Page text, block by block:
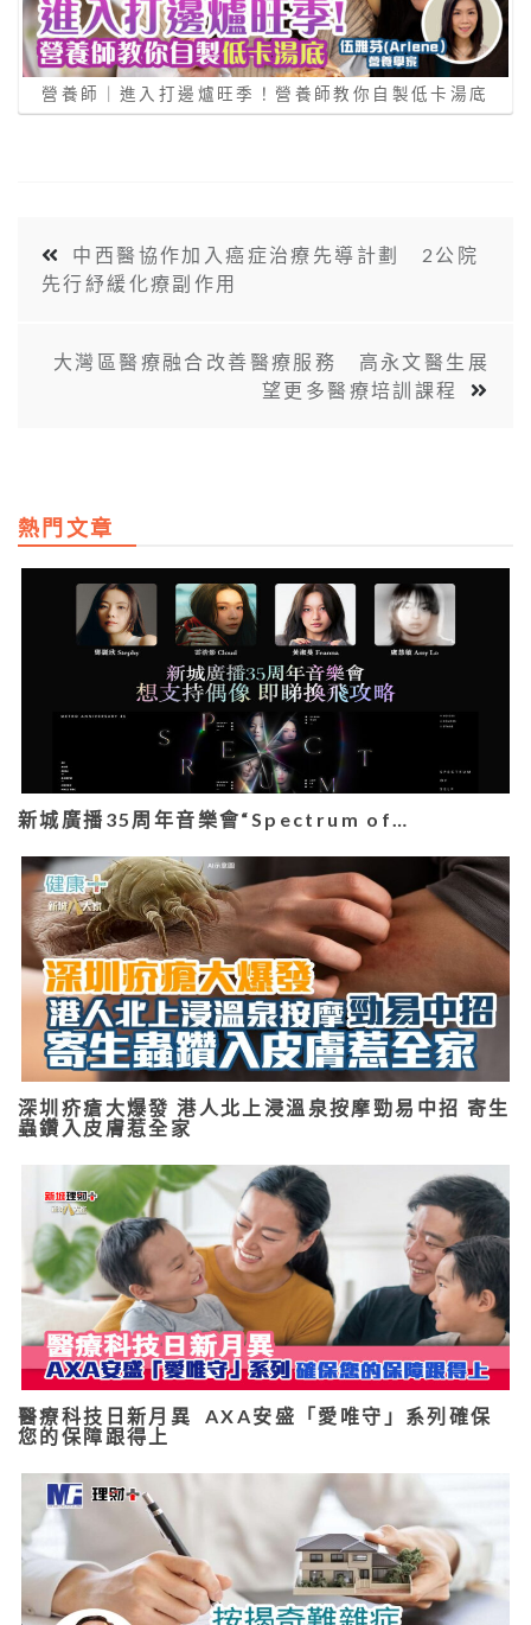
營養師｜進入打邊爐旺季！營養師教你自製低卡湯底
中西醫協作加入癌症治療先導計劃 2公院
先行紓緩化療副作用
大灣區醫療融合改善醫療服務 高永文醫生展
望更多醫療培訓課程
熱門文章
新城廣播35周年音樂會“Spectrum of…
深圳疥瘡大爆發 港人北上浸溫泉按摩勁易中招 寄生
蟲鑽入皮膚惹全家
醫療科技日新月異 AXA安盛「愛唯守」系列確保
您的保障跟得上